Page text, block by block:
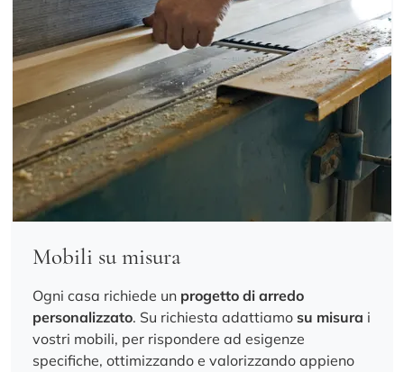
Mobili su misura
Ogni casa richiede un progetto di arredo
personalizzato. Su richiesta adattiamo su misura i
vostri mobili, per rispondere ad esigenze
specifiche, ottimizzando e valorizzando appieno